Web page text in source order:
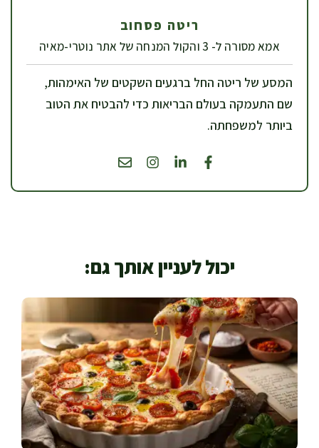
ריטה פסחוב
אמא מסורה ל- 3 והקול המנחה של אתר נוטרי-מאיה
המסע של ריטה החל ברגעים השקטים של האימהות,
שם התעמקה בעולם הבריאות כדי להבטיח את הטוב
ביותר למשפחתה.
יכול לעניין אותך גם: